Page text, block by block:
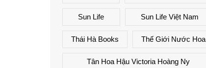
Sun Life Sun Life Việt Nam
Thái Hà Books Thế Giới Nước Hoa
Tân Hoa Hậu Victoria Hoàng Ny